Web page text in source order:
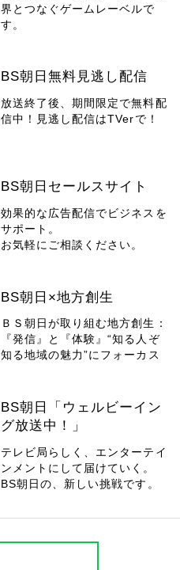
界とつなぐゲームレーベルで
す。
BS朝日無料見逃し配信
放送終了後、期間限定で無料配
信中！見逃し配信はTVerで！
BS朝日セールスサイト
効果的な広告配信でビジネスを
サポート。
お気軽にご相談ください。
BS朝日×地方創生
ＢＳ朝日が取り組む地方創生：
『発信』と『体験』“知る人ぞ
知る地域の魅力”にフォーカス
BS朝日「ウェルビーイン
グ放送中！」
テレビ局らしく、エンターテイ
ンメントにして届けていく。
BS朝日の、新しい挑戦です。